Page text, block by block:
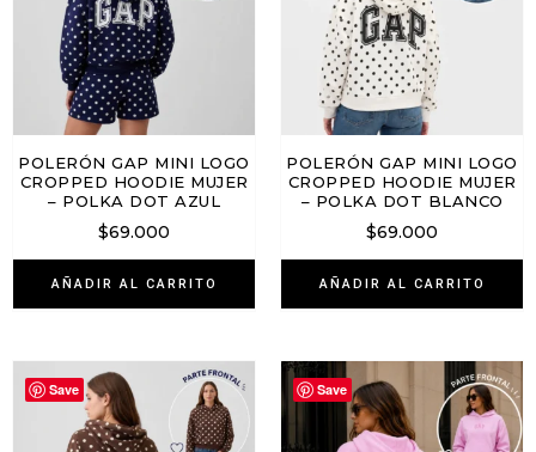
POLERÓN GAP MINI LOGO
CROPPED HOODIE MUJER
– POLKA DOT AZUL
$69.000
AÑADIR AL CARRITO
POLERÓN GAP MINI LOGO
CROPPED HOODIE MUJER
– POLKA DOT BLANCO
$69.000
AÑADIR AL CARRITO
Save Save